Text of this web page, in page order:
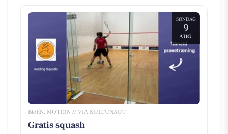
SØNDAG
9
AUG.
BØRN, MOTION // VIA KULTUNAUT
Gratis squash